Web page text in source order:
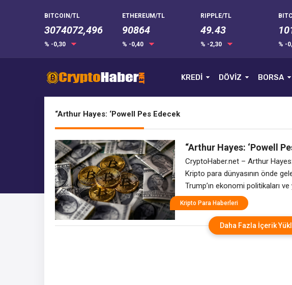
BITCOIN/TL
3074072,496
% -0,30
ETHEREUM/TL
90864
% -0,40
RIPPLE/TL
49.43
% -2,30 % -
KREDİ DÖVİZ BORSA
“Arthur Hayes: ‘Powell Pes Edecek
“Arthur Hayes: ‘Powell
Görecek!'”
CryptoHaber.net – Arthur
Kripto para dünyasının önde
Trump’ın ekonomi politikaları
Bitcoin’in 2025 sonunda
blogunda yayımladığı son
Powell’ın mali baskılara
Kripto Para Haberleri
Daha Fazla İçerik